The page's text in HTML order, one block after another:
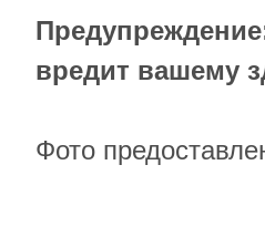
вредит вашему
Фото